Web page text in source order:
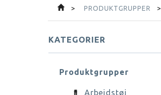
PRODUKTGRUPPER
KATEGORIER
Produktgrupper
Arbejdstøj